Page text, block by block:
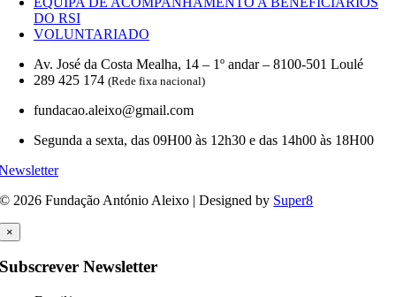
DO RSI
VOLUNTARIADO
Av. José da Costa Mealha, 14 – 1º andar – 8100-501 Loulé
289 425 174 (Rede fixa nacional)
fundacao.aleixo@gmail.com
Segunda a sexta, das 09H00 às 12h30 e das 14h00 às 18H00
© 2026 Fundação António Aleixo | Designed by Super8
×
Subscrever Newsletter